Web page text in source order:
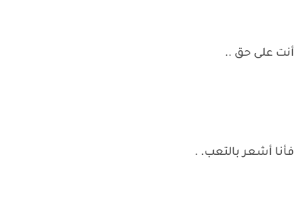
أنت على حق ..
فأنا أشعر بالتعب. .